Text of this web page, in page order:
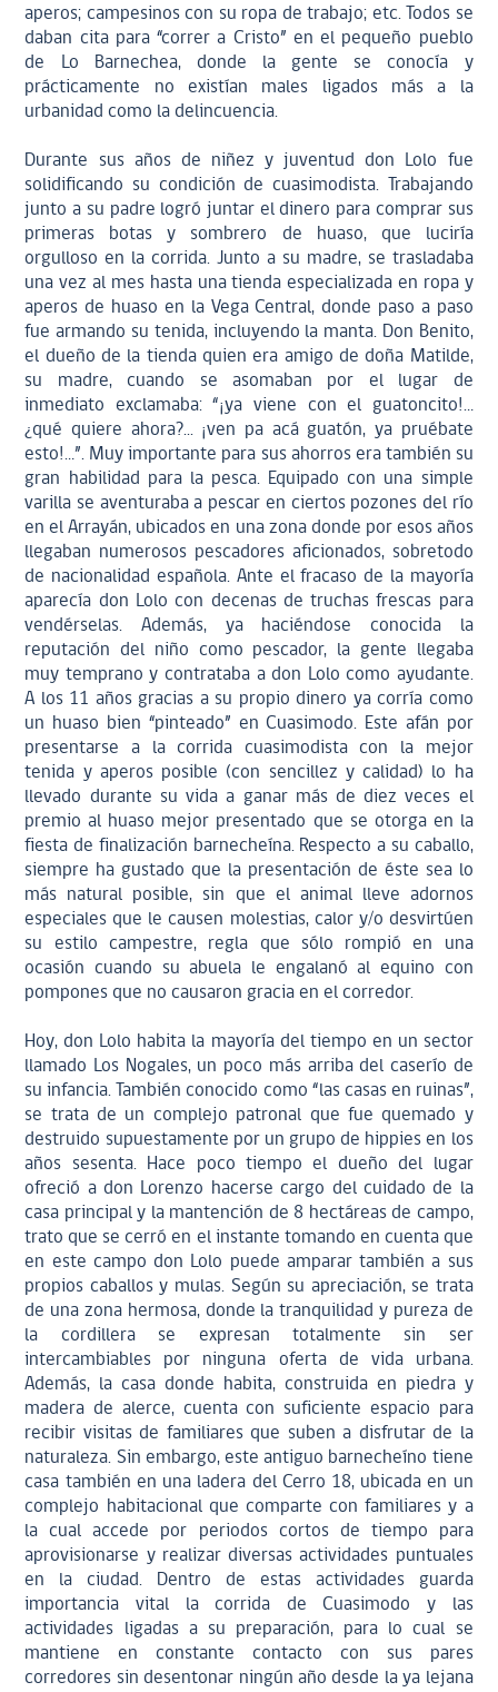
aperos; campesinos con su ropa de trabajo; etc. Todos se
daban cita para “correr a Cristo” en el pequeño pueblo
de Lo Barnechea, donde la gente se conocía y
prácticamente no existían males ligados más a la
urbanidad como la delincuencia.
Durante sus años de niñez y juventud don Lolo fue
solidificando su condición de cuasimodista. Trabajando
junto a su padre logró juntar el dinero para comprar sus
primeras botas y sombrero de huaso, que luciría
orgulloso en la corrida. Junto a su madre, se trasladaba
una vez al mes hasta una tienda especializada en ropa y
aperos de huaso en la Vega Central, donde paso a paso
fue armando su tenida, incluyendo la manta. Don Benito,
el dueño de la tienda quien era amigo de doña Matilde,
su madre, cuando se asomaban por el lugar de
inmediato exclamaba: “¡ya viene con el guatoncito!…
¿qué quiere ahora?... ¡ven pa acá guatón, ya pruébate
esto!…”. Muy importante para sus ahorros era también su
gran habilidad para la pesca. Equipado con una simple
varilla se aventuraba a pescar en ciertos pozones del río
en el Arrayán, ubicados en una zona donde por esos años
llegaban numerosos pescadores aficionados, sobretodo
de nacionalidad española. Ante el fracaso de la mayoría
aparecía don Lolo con decenas de truchas frescas para
vendérselas. Además, ya haciéndose conocida la
reputación del niño como pescador, la gente llegaba
muy temprano y contrataba a don Lolo como ayudante.
A los 11 años gracias a su propio dinero ya corría como
un huaso bien “pinteado” en Cuasimodo. Este afán por
presentarse a la corrida cuasimodista con la mejor
tenida y aperos posible (con sencillez y calidad) lo ha
llevado durante su vida a ganar más de diez veces el
premio al huaso mejor presentado que se otorga en la
fiesta de finalización barnecheína. Respecto a su caballo,
siempre ha gustado que la presentación de éste sea lo
más natural posible, sin que el animal lleve adornos
especiales que le causen molestias, calor y/o desvirtúen
su estilo campestre, regla que sólo rompió en una
ocasión cuando su abuela le engalanó al equino con
pompones que no causaron gracia en el corredor.
Hoy, don Lolo habita la mayoría del tiempo en un sector
llamado Los Nogales, un poco más arriba del caserío de
su infancia. También conocido como “las casas en ruinas”,
se trata de un complejo patronal que fue quemado y
destruido supuestamente por un grupo de hippies en los
años sesenta. Hace poco tiempo el dueño del lugar
ofreció a don Lorenzo hacerse cargo del cuidado de la
casa principal y la mantención de 8 hectáreas de campo,
trato que se cerró en el instante tomando en cuenta que
en este campo don Lolo puede amparar también a sus
propios caballos y mulas. Según su apreciación, se trata
de una zona hermosa, donde la tranquilidad y pureza de
la cordillera se expresan totalmente sin ser
intercambiables por ninguna oferta de vida urbana.
Además, la casa donde habita, construida en piedra y
madera de alerce, cuenta con suficiente espacio para
recibir visitas de familiares que suben a disfrutar de la
naturaleza. Sin embargo, este antiguo barnecheíno tiene
casa también en una ladera del Cerro 18, ubicada en un
complejo habitacional que comparte con familiares y a
la cual accede por periodos cortos de tiempo para
aprovisionarse y realizar diversas actividades puntuales
en la ciudad. Dentro de estas actividades guarda
importancia vital la corrida de Cuasimodo y las
actividades ligadas a su preparación, para lo cual se
mantiene en constante contacto con sus pares
corredores sin desentonar ningún año desde la ya lejana